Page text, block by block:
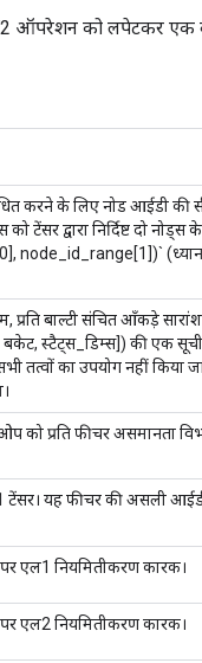
को लपेटकर एक
करने के लिए नोड आईडी की
द्वारा निर्दिष्ट दो
node_id_range[1])`
प्रति बाल्टी संचित आँकड़े
स्टैट्स_डिम्स]) की एक
तत्वों का उपयोग नहीं किया
को प्रति फीचर असमानता
टेंसर। यह फीचर की असली
एल1 नियमितीकरण कारक।
एल2 नियमितीकरण कारक।